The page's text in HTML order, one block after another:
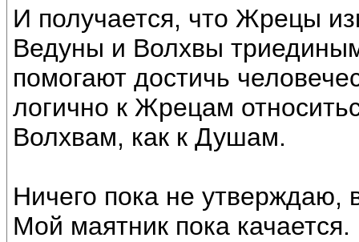
И получается, что Жрецы
Ведуны и Волхвы
помогают достичь
логично к Жрецам
Волхвам, как к Душам.
Ничего пока не
Мой маятник пока качается.